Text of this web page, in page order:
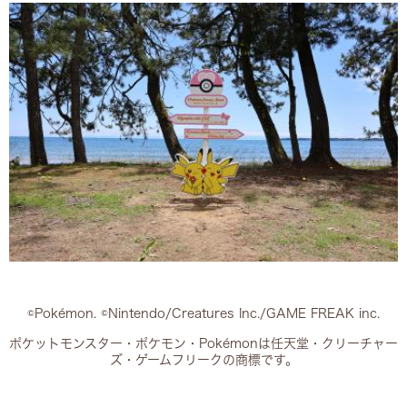
©Pokémon. ©Nintendo/Creatures Inc./GAME FREAK inc.
ポケットモンスター・ポケモン・Pokémonは任天堂・クリーチャー
ズ・ゲームフリークの商標です。